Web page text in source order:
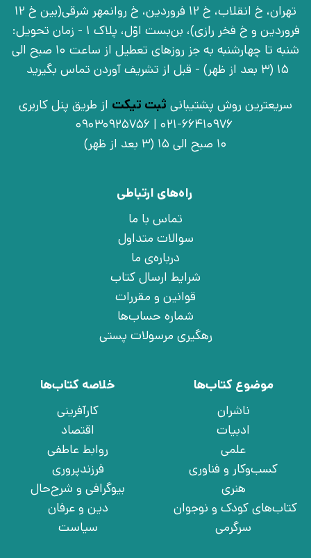
تهران، خ انقلاب، خ 12 فروردین، خ روانمهر شرقی(بین خ 12
فروردین و خ فخر رازی)، بن‌بست اوّل، پلاک 1 - زمان تحویل:
شنبه تا چهارشنبه به جز روزهای تعطیل از ساعت 10 صبح الی
15 (3 بعد از ظهر) - قبل از تشریف آوردن تماس بگیرید
سریعترین روش پشتیبانی ثبت تیکت از طریق پنل کاربری
021-66410976 | 09030925756
10 صبح الی 15 (3 بعد از ظهر)
راه‌های ارتباطی
تماس با ما
سوالات متداول
درباره‌ی ما
شرایط ارسال کتاب
قوانین و مقررات
شماره حساب‌ها
رهگیری مرسولات پستی
موضوع کتاب‌ها
ناشران
ادبیات
علمی
کسب‌وکار و فناوری
هنری
کتاب‌های کودک و نوجوان
سرگرمی
خلاصه کتاب‌ها
کارآفرینی
اقتصاد
روابط عاطفی
فرزندپروری
بیوگرافی و شرح‌حال
دین و عرفان
سیاست